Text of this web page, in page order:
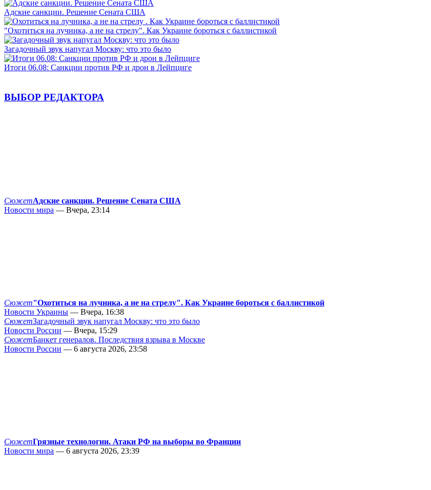
Адские санкции. Решение Сената США
"Охотиться на лучника, а не на стрелу". Как Украине бороться с баллистикой
Загадочный звук напугал Москву: что это было
Итоги 06.08: Санкции против РФ и дрон в Лейпциге
ВЫБОР РЕДАКТОРА
СюжетАдские санкции. Решение Сената США
Новости мира — Вчера, 23:14
Сюжет"Охотиться на лучника, а не на стрелу". Как Украине бороться с баллистикой
Новости Украины — Вчера, 16:38
СюжетЗагадочный звук напугал Москву: что это было
Новости России — Вчера, 15:29
СюжетБанкет генералов. Последствия взрыва в Москве
Новости России — 6 августа 2026, 23:58
СюжетГрязные технологии. Атаки РФ на выборы во Франции
Новости мира — 6 августа 2026, 23:39